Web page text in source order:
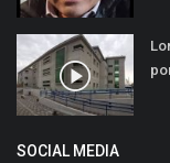
SOCIAL MEDIA